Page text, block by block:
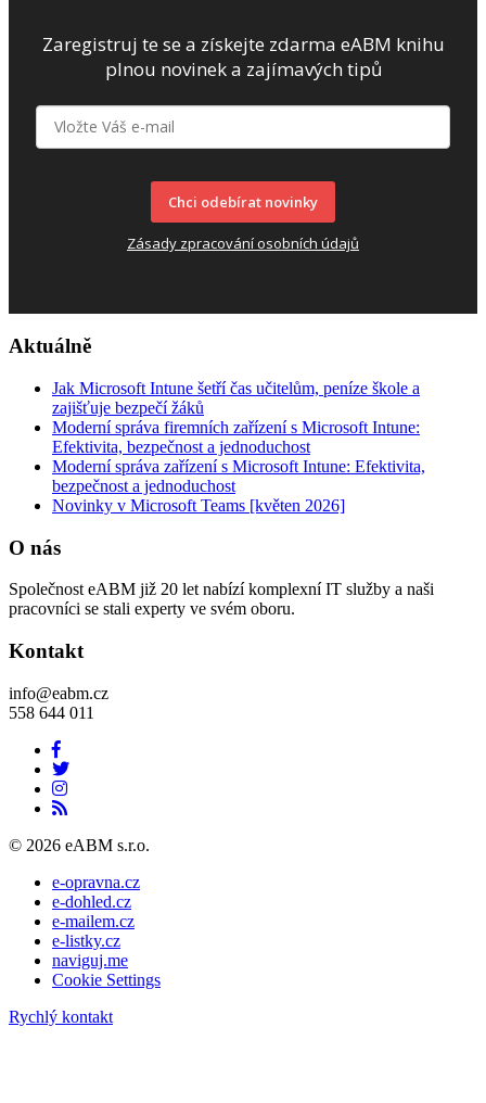
Zaregistruj te se a získejte zdarma eABM knihu
plnou novinek a zajímavých tipů
Chci odebírat novinky
Zásady zpracování osobních údajů
Aktuálně
Jak Microsoft Intune šetří čas učitelům, peníze škole a
zajišťuje bezpečí žáků
Moderní správa firemních zařízení s Microsoft Intune:
Efektivita, bezpečnost a jednoduchost
Moderní správa zařízení s Microsoft Intune: Efektivita,
bezpečnost a jednoduchost
Novinky v Microsoft Teams [květen 2026]
O nás
Společnost eABM již 20 let nabízí komplexní IT služby a naši
pracovníci se stali experty ve svém oboru.
Kontakt
info@eabm.cz
558 644 011
© 2026 eABM s.r.o.
e-opravna.cz
e-dohled.cz
e-mailem.cz
e-listky.cz
naviguj.me
Cookie Settings
Rychlý kontakt